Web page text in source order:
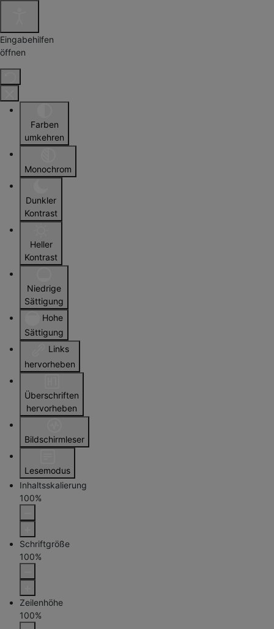
Eingabehilfen
öffnen
Farben
umkehren
Monochrom
Dunkler
Kontrast
Heller
Kontrast
Niedrige
Sättigung
Hohe
Sättigung
Links
hervorheben
Überschriften
hervorheben
Bildschirmleser
Lesemodus
Inhaltsskalierung
100%
Schriftgröße
100%
Zeilenhöhe
100%